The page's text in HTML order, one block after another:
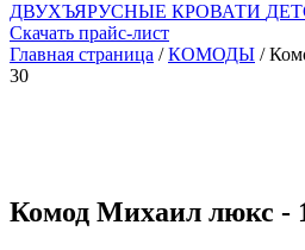
ДВУХЪЯРУСНЫЕ КРОВАТИ
Скачать прайс-лист
Главная страница /КОМОДЫ /
30
Комод Михаил люкс -